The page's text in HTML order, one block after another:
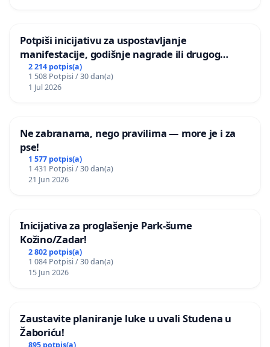
Potpiši inicijativu za uspostavljanje
manifestacije, godišnje nagrade ili drugog
javnog događaja „Edin Avdić“ u Sarajevu
2 214 potpis(a)
1 508 Potpisi / 30 dan(a)
1 Jul 2026
Ne zabranama, nego pravilima — more je i za
pse!
1 577 potpis(a)
1 431 Potpisi / 30 dan(a)
21 Jun 2026
Inicijativa za proglašenje Park-šume
Kožino/Zadar!
2 802 potpis(a)
1 084 Potpisi / 30 dan(a)
15 Jun 2026
Zaustavite planiranje luke u uvali Studena u
Žaboriću!
895 potpis(a)